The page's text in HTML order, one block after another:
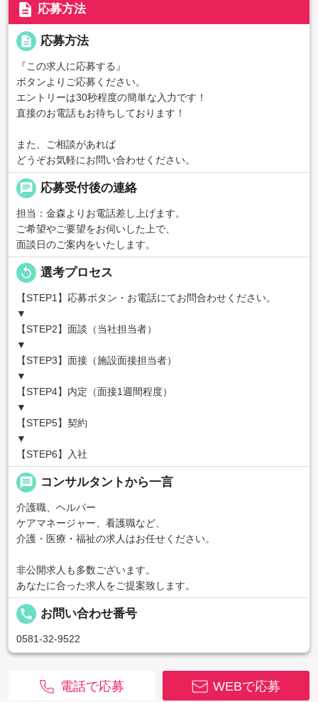
description 応募方法
description 応募方法
『この求人に応募する』
ボタンよりご応募ください。
エントリーは30秒程度の簡単な入力です！
直接のお電話もお待ちしております！
また、ご相談があれば
どうぞお気軽にお問い合わせください。
chat 応募受付後の連絡
担当：金森よりお電話差し上げます。
ご希望やご要望をお伺いした上で、
面談日のご案内をいたします。
replay 選考プロセス
【STEP1】応募ボタン・お電話にてお問合わせください。
▼
【STEP2】面談（当社担当者）
▼
【STEP3】面接（施設面接担当者）
▼
【STEP4】内定（面接1週間程度）
▼
【STEP5】契約
▼
【STEP6】入社
message コンサルタントから一言
介護職、ヘルパー
ケアマネージャー、看護職など、
介護・医療・福祉の求人はお任せください。
非公開求人も多数ございます。
あなたに合った求人をご提案致します。
local_phone お問い合わせ番号
0581-32-9522
WEBで応募
電話で応募